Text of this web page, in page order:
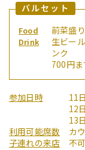
バルセット
Food 前菜盛
Drink
生ビー
ンク
700円
参加日時
11
12
13
利用可能席数
カ
子連れの来店
不可